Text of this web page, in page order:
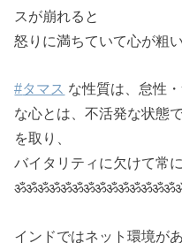
スが崩れると
怒りに満ちていて心が粗
#タマス な性質は、怠性
な心とは、不活発な状態
を取り、
バイタリティに欠けて常
インドではネット環境が